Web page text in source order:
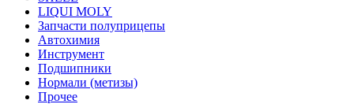
LIQUI MOLY
Запчасти полуприцепы
Автохимия
Инструмент
Подшипники
Нормали (метизы)
Прочее